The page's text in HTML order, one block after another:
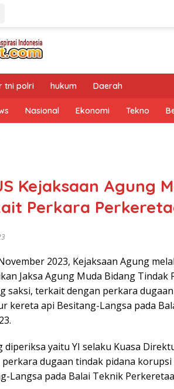
tni polri hukum Daerah
Nasional Ekonomi Tekno
Kejaksaan Agung
Perkara
2023, Kejaksaan Agung
Jaksa Agung Muda Bidang Tindak
saksi, terkait dengan perkara
kereta api Besitang-Langsa pada
diperiksa yaitu YI selaku Kuasa
dugaan tindak pidana
Langsa pada Balai Teknik